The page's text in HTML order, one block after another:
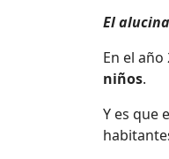
El
En el
niños.
Y es que